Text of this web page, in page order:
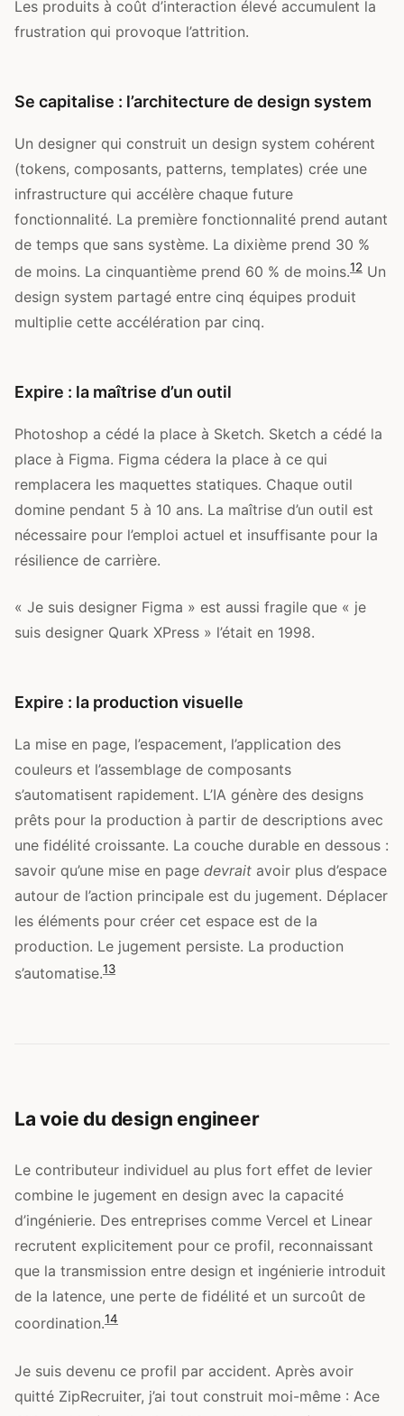
Les produits à coût d’interaction élevé accumulent la
frustration qui provoque l’attrition.
Se capitalise : l’architecture de design system
Un designer qui construit un design system cohérent
(tokens, composants, patterns, templates) crée une
infrastructure qui accélère chaque future
fonctionnalité. La première fonctionnalité prend autant
de temps que sans système. La dixième prend 30 %
de moins. La cinquantième prend 60 % de moins.12 Un
design system partagé entre cinq équipes produit
multiplie cette accélération par cinq.
Expire : la maîtrise d’un outil
Photoshop a cédé la place à Sketch. Sketch a cédé la
place à Figma. Figma cédera la place à ce qui
remplacera les maquettes statiques. Chaque outil
domine pendant 5 à 10 ans. La maîtrise d’un outil est
nécessaire pour l’emploi actuel et insuffisante pour la
résilience de carrière.
« Je suis designer Figma » est aussi fragile que « je
suis designer Quark XPress » l’était en 1998.
Expire : la production visuelle
La mise en page, l’espacement, l’application des
couleurs et l’assemblage de composants
s’automatisent rapidement. L’IA génère des designs
prêts pour la production à partir de descriptions avec
une fidélité croissante. La couche durable en dessous :
savoir qu’une mise en page devrait avoir plus d’espace
autour de l’action principale est du jugement. Déplacer
les éléments pour créer cet espace est de la
production. Le jugement persiste. La production
s’automatise.13
La voie du design engineer
Le contributeur individuel au plus fort effet de levier
combine le jugement en design avec la capacité
d’ingénierie. Des entreprises comme Vercel et Linear
recrutent explicitement pour ce profil, reconnaissant
que la transmission entre design et ingénierie introduit
de la latence, une perte de fidélité et un surcoût de
coordination.14
Je suis devenu ce profil par accident. Après avoir
quitté ZipRecruiter, j’ai tout construit moi-même : Ace